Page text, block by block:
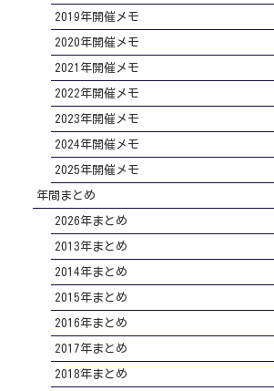
2019年開催メモ
2020年開催メモ
2021年開催メモ
2022年開催メモ
2023年開催メモ
2024年開催メモ
2025年開催メモ
年間まとめ
2026年まとめ
2013年まとめ
2014年まとめ
2015年まとめ
2016年まとめ
2017年まとめ
2018年まとめ